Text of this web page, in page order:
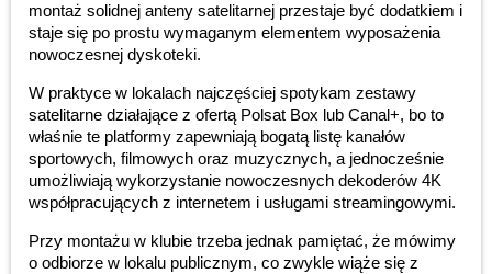
montaż solidnej anteny satelitarnej przestaje być dodatkiem i
staje się po prostu wymaganym elementem wyposażenia
nowoczesnej dyskoteki.
W praktyce w lokalach najczęściej spotykam zestawy
satelitarne działające z ofertą Polsat Box lub Canal+, bo to
właśnie te platformy zapewniają bogatą listę kanałów
sportowych, filmowych oraz muzycznych, a jednocześnie
umożliwiają wykorzystanie nowoczesnych dekoderów 4K
współpracujących z internetem i usługami streamingowymi.
Przy montażu w klubie trzeba jednak pamiętać, że mówimy
o odbiorze w lokalu publicznym, co zwykle wiąże się z